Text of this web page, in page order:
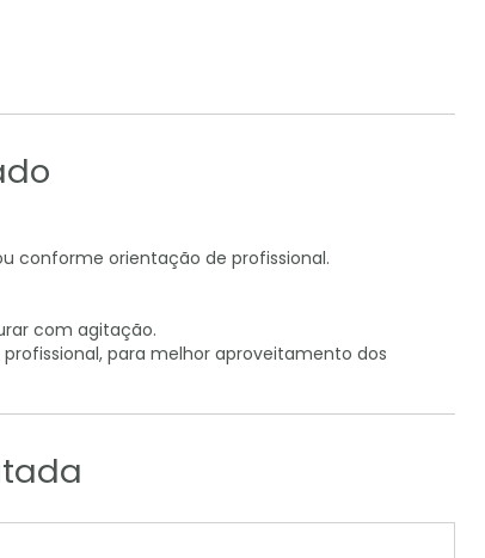
conforme orientação de profissional.
com agitação.
para melhor aproveitamento dos